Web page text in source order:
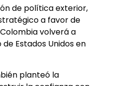
de política exterior,
a favor de
volverá a
Estados Unidos en
planteó la